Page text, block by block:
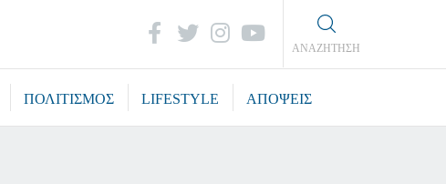
ΑΝΑΖΗΤΗΣΗ
ΠΟΛΙΤΙΣΜΟΣ LIFESTYLE ΑΠΟΨΕΙΣ